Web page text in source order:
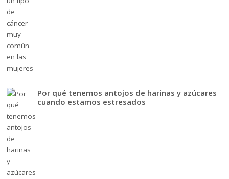
Por qué tenemos antojos de harinas y azúcares
cuando estamos estresados